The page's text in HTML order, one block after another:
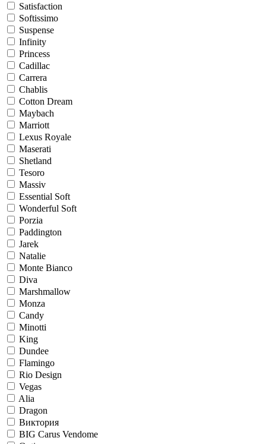
Satisfaction
Softissimo
Suspense
Infinity
Princess
Cadillac
Carrera
Chablis
Cotton Dream
Maybach
Marriott
Lexus Royale
Maserati
Shetland
Tesoro
Massiv
Essential Soft
Wonderful Soft
Porzia
Paddington
Jarek
Natalie
Monte Bianco
Diva
Marshmallow
Monza
Candy
Minotti
King
Dundee
Flamingo
Rio Design
Vegas
Alia
Dragon
Виктория
BIG Carus Vendome